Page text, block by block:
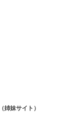
姉妹サイト）